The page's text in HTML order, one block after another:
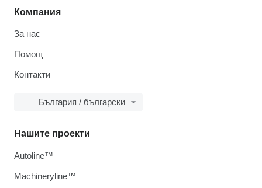
Компания
За нас
Помощ
Контакти
България / български
Нашите проекти
Autoline™
Machineryline™